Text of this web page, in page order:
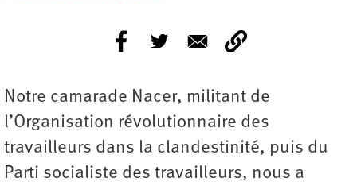
Notre camarade Nacer, militant de
l’Organisation révolutionnaire des
travailleurs dans la clandestinité, puis du
Parti socialiste des travailleurs, nous a